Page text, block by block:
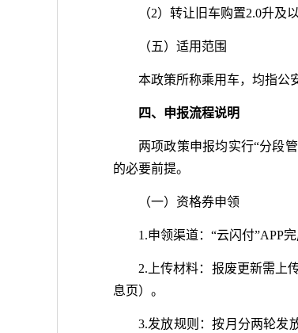
（2）转让旧车购置2.0升及
（五）适用范围
本政策所称乘用车，均指公
四、申报流程说明
两项政策申报均实行“分段
的必要前提。
（一）资格券申领
1.申领渠道：“云闪付”APP
2.上传材料：报废更新需上
息页）。
3.发放规则：按月分两轮发